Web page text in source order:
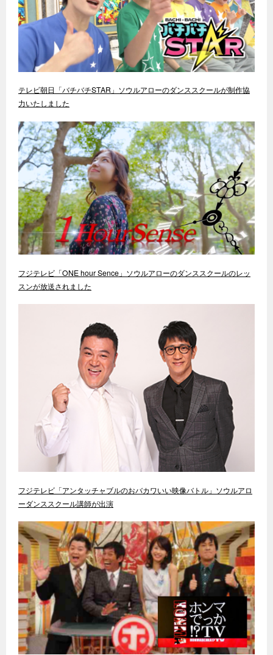
テレビ朝日「バチバチSTAR」ソウルアローのダンススクールが制作協
力いたしました
フジテレビ「ONE hour Sence」ソウルアローのダンススクールのレッ
スンが放送されました
フジテレビ「アンタッチャブルのおバカワいい映像バトル」ソウルアロ
ーダンススクール講師が出演